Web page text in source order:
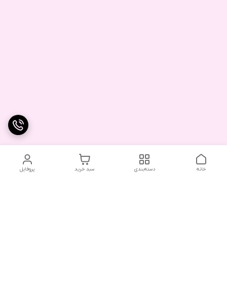
پروفایل سبد خرید دسته‌بندی خانه